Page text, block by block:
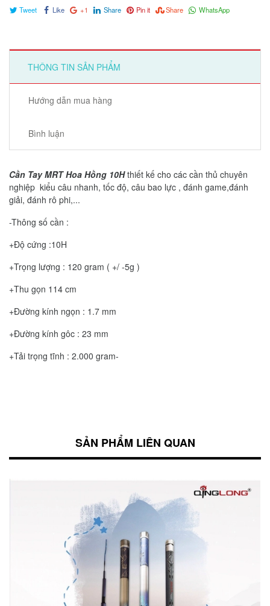
Tweet Like +1 Share Pin it Share WhatsApp
THÔNG TIN SẢN PHẨM
Hướng dẫn mua hàng
Bình luận
Cần Tay MRT Hoa Hồng 10Hthiết kế cho các cần thủ chuyên
nghiệp kiểu câu nhanh, tốc độ, câu bao lực , đánh game,đánh
giải, đánh rô phi,...
-Thông số cần :
+Độ cứng :10H
+Trọng lượng : 120 gram ( +/ -5g )
+Thu gọn 114 cm
+Đường kính ngọn : 1.7 mm
+Đường kính gôc : 23 mm
+Tải trọng tĩnh : 2.000 gram-
SẢN PHẨM LIÊN QUAN